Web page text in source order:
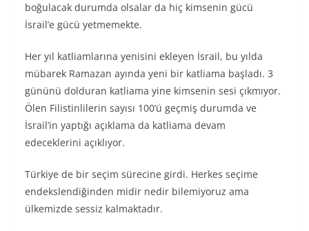
boğulacak durumda olsalar da hiç kimsenin gücü
İsrail’e gücü yetmemekte.
Her yıl katliamlarına yenisini ekleyen İsrail, bu yılda
mübarek Ramazan ayında yeni bir katliama başladı. 3
gününü dolduran katliama yine kimsenin sesi çıkmıyor.
Ölen Filistinlilerin sayısı 100’ü geçmiş durumda ve
İsrail’in yaptığı açıklama da katliama devam
edeceklerini açıklıyor.
Türkiye de bir seçim sürecine girdi. Herkes seçime
endekslendiğinden midir nedir bilemiyoruz ama
ülkemizde sessiz kalmaktadır.